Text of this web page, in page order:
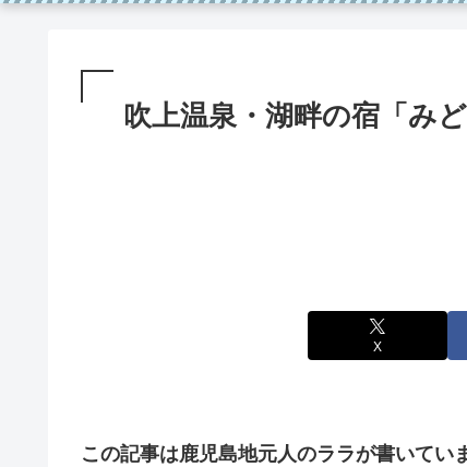
吹上温泉・湖畔の宿「み
X
この記事は鹿児島地元人のララが書いてい